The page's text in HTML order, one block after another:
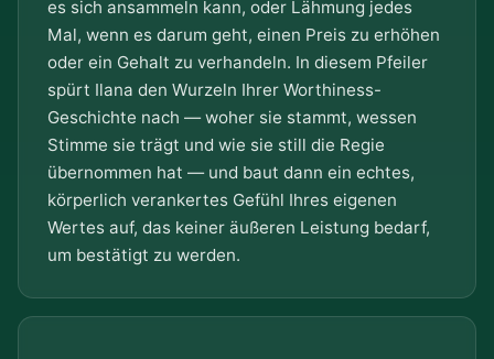
es sich ansammeln kann, oder Lähmung jedes
Mal, wenn es darum geht, einen Preis zu erhöhen
oder ein Gehalt zu verhandeln. In diesem Pfeiler
spürt Ilana den Wurzeln Ihrer Worthiness-
Geschichte nach — woher sie stammt, wessen
Stimme sie trägt und wie sie still die Regie
übernommen hat — und baut dann ein echtes,
körperlich verankertes Gefühl Ihres eigenen
Wertes auf, das keiner äußeren Leistung bedarf,
um bestätigt zu werden.